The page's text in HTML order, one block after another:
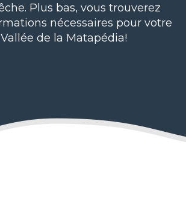
Plus bas, vous trouverez
nécessaires pour votre
de la Matapédia!